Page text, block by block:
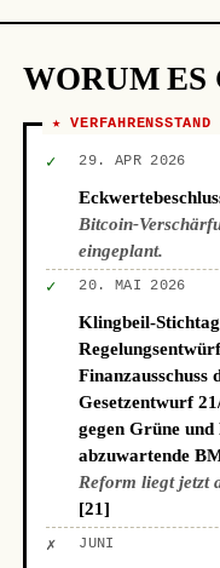
WORUM ES
★ VERFAHRENSSTAND
✓ 29. APR 2026
Bitcoin-
eingeplant.
✓ 20. MAI 2026
Klingbeil-
Finanzausschuss
Gesetzentwurf
gegen Grüne
abzuwartende
Reform liegt jetzt
[21]
✗ JUNI